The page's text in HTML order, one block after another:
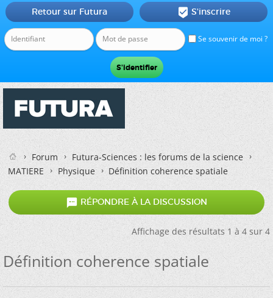
Se souvenir de moi ?
Retour sur Futura  S'inscrire
Forum
Futura-Sciences : les forums de la science
MATIERE
Physique Définition coherence spatiale
 RÉPONDRE À LA DISCUSSION
Affichage des résultats 1 à 4 sur 4
Définition coherence spatiale